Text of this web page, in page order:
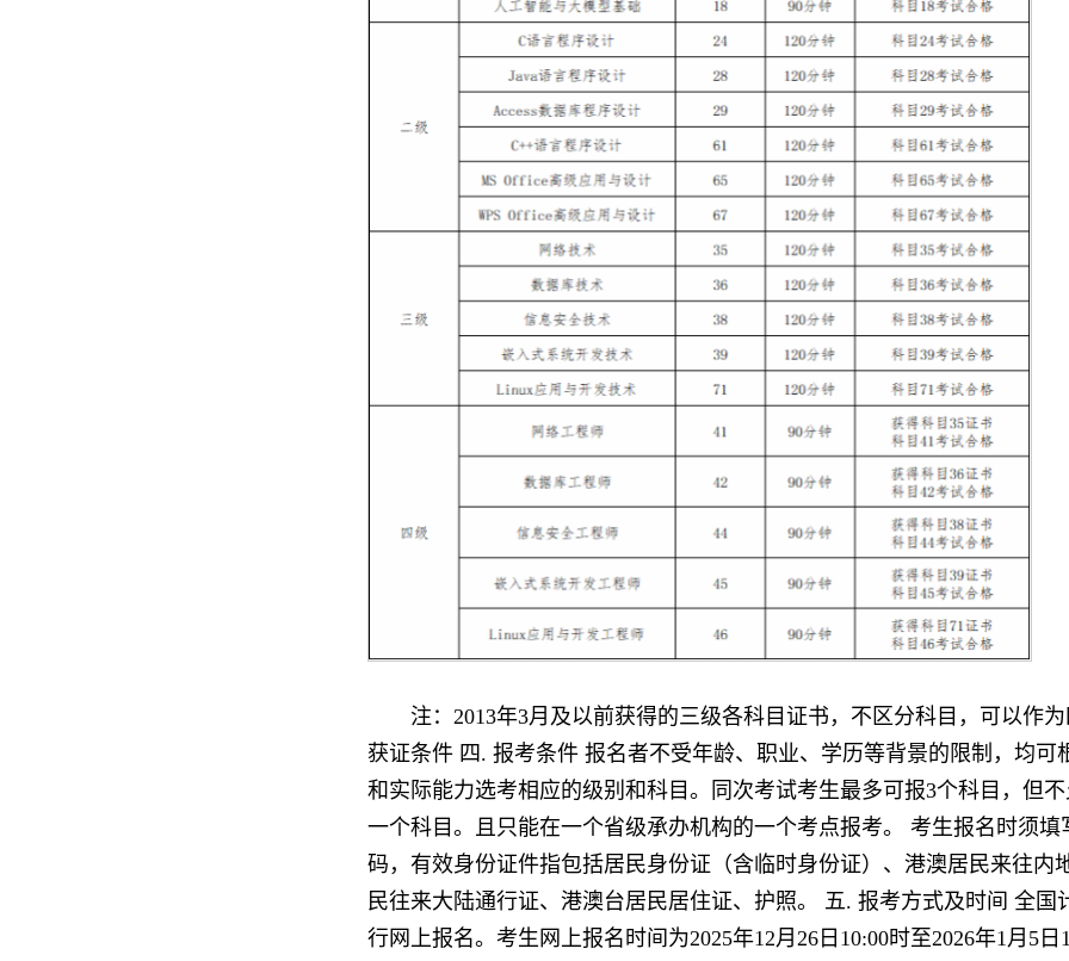
注：2013年3月及以前获得的三级各科目证书，不区分科目，可以作
获证条件 四. 报考条件 报名者不受年龄、职业、学历等背景的限制，均可
和实际能力选考相应的级别和科目。同次考试考生最多可报3个科目，但
一个科目。且只能在一个省级承办机构的一个考点报考。 考生报名时须填
码，有效身份证件指包括居民身份证（含临时身份证）、港澳居民来往内
民往来大陆通行证、港澳台居民居住证、护照。 五. 报考方式及时间 全国
行网上报名。考生网上报名时间为2025年12月26日10:00时至2026年1月5日